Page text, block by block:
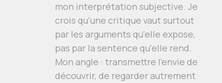
mon interprétation subjective. Je
crois qu'une critique vaut surtout
par les arguments qu'elle expose,
pas par la sentence qu'elle rend.
Mon angle : transmettre l'envie de
découvrir, de regarder autrement